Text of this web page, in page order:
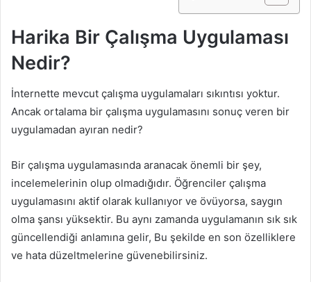
Harika Bir Çalışma Uygulaması
Nedir?
İnternette mevcut çalışma uygulamaları sıkıntısı yoktur.
Ancak ortalama bir çalışma uygulamasını sonuç veren bir
uygulamadan ayıran nedir?
Bir çalışma uygulamasında aranacak önemli bir şey,
incelemelerinin olup olmadığıdır. Öğrenciler çalışma
uygulamasını aktif olarak kullanıyor ve övüyorsa, saygın
olma şansı yüksektir. Bu aynı zamanda uygulamanın sık sık
güncellendiği anlamına gelir, Bu şekilde en son özelliklere
ve hata düzeltmelerine güvenebilirsiniz.